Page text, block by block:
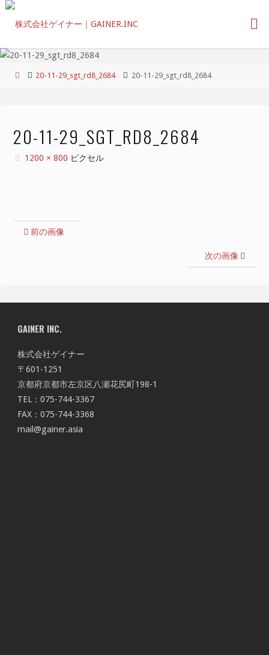
コ
ン
ホ
20-11-29_sgt_rd8_2684 20-11-29_sgt_rd8_2684
20-11-29_SGT_RD8_2684
フ
1200 × 800 ピクセル
前の画像
次の画像
GAINER INC.
株式会社ゲイナー
〒601-1251
京都府京都市左京区八瀬花尻町198-1
TEL：075-744-3367
FAX：075-744-3368
mail@gainer.asia